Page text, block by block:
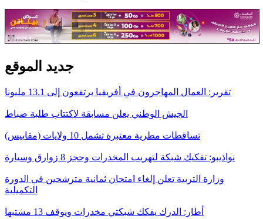
جديد الموقع
تقرير: العمال المهاجرون في أفريقيا يرتفعون إلى 13.1 مليونا
الجيش الوطني يعلن مسابقة لاكتتاب طلبة ضباط
تساقطات مطرية معتبرة تشمل 10 ولايات (مقاييس)
نواذيبو: تفكيك شبكة لتهريب المخدرات وحجز 8 زوارق وسيارة
وزارة التربية تعلن إلغاء امتحان ثمانية مترشحين في الدورة
التكميلية
أطار: الدرك يفكك شبكتي مخدرات ويوقف 13 مشتبها